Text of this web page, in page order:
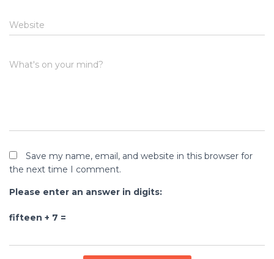
Website
What's on your mind?
Save my name, email, and website in this browser for
the next time I comment.
Please enter an answer in digits:
fifteen + 7 =